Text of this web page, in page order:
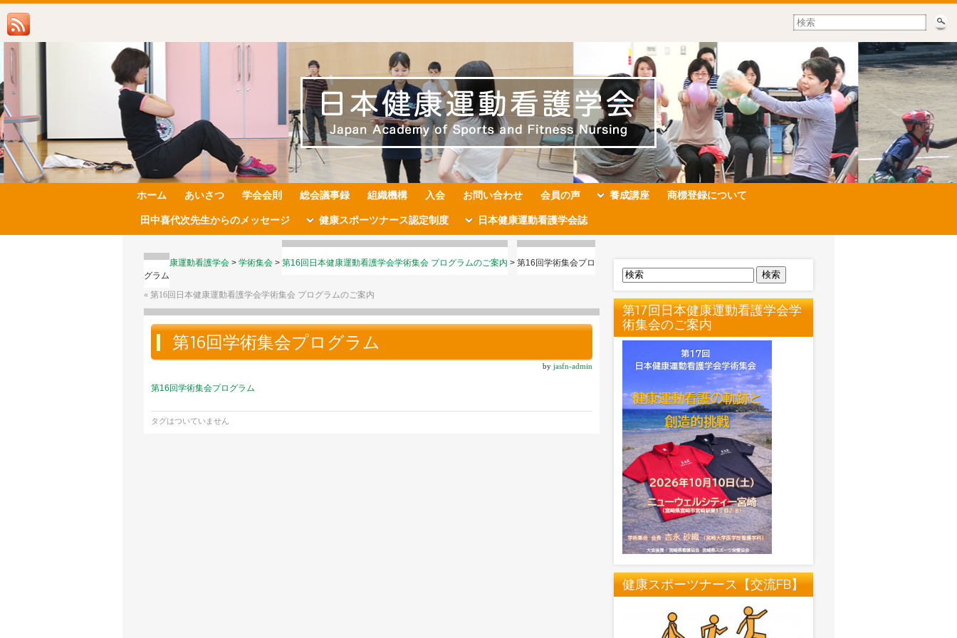
ホーム あいさつ 学会会則 総会議事録 組織機構 入会 お問い合わせ 会員の声 養成講座 商標登録について
田中喜代次先生からのメッセージ 健康スポーツナース認定制度 日本健康運動看護学会誌
日本健康運動看護学会 > 学術集会 > 第16回日本健康運動看護学会学術集会 プログラムのご案内 > 第16回学術集会プロ
グラム
« 第16回日本健康運動看護学会学術集会 プログラムのご案内
第16回学術集会プログラム
by jasfn-admin
第16回学術集会プログラム
タグはついていません
検索
第17回日本健康運動看護学会学
術集会のご案内
健康スポーツナース【交流FB】